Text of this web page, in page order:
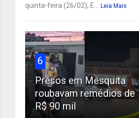
quinta-feira (26/02), E... Leia Mais
6
Presos em Mesquita
roubavam remédios de
R$ 90 mil